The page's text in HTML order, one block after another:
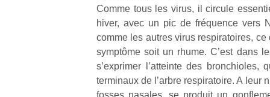
Comme tous les virus, il circule
hiver, avec un pic de fréquence vers
comme les autres virus respiratoires,
symptôme soit un rhume. C’est dans
s’exprimer l’atteinte des bronchioles,
terminaux de l’arbre respiratoire. A leur
fosses nasales, se produit un